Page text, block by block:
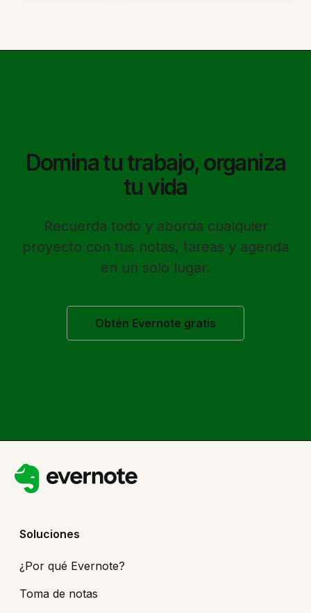
Domina tu trabajo, organiza
tu vida
Recuerda todo y aborda cualquier
proyecto con tus notas, tareas y agenda
en un solo lugar.
Obtén Evernote gratis
Soluciones
¿Por qué Evernote?
Toma de notas